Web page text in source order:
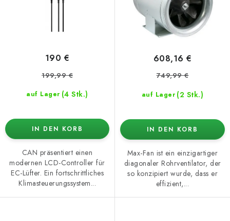
auf Lager (4 Stk.)
190 €
199,99 €
IN DEN KORB
CAN präsentiert einen
modernen LCD-Controller für
EC-Lüfter. Ein fortschrittliches
Klimasteuerungssystem...
auf Lager (2 Stk.)
608,16 €
749,99 €
IN DEN KORB
Max-Fan ist ein einzigartiger
diagonaler Rohrventilator, der
so konzipiert wurde, dass er
effizient,...